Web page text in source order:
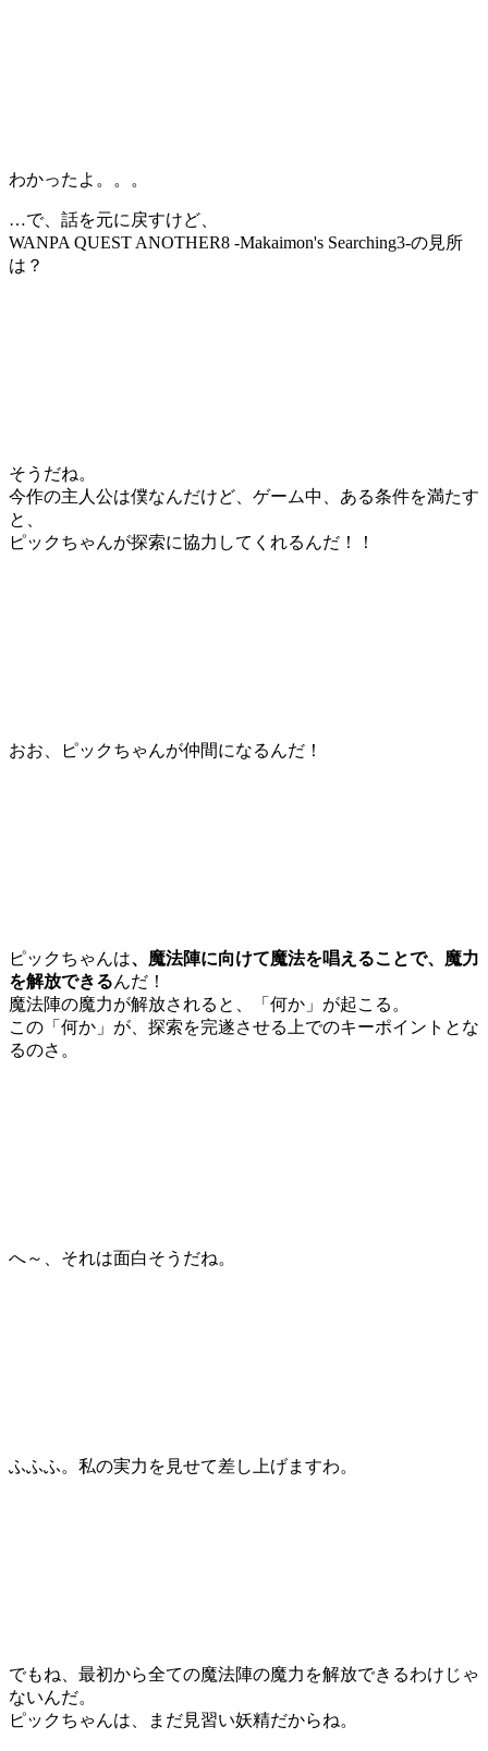
わかったよ。。。
…で、話を元に戻すけど、
WANPA QUEST ANOTHER8 -Makaimon's Searching3-の見所
は？
そうだね。
今作の主人公は僕なんだけど、ゲーム中、ある条件を満たす
と、
ピックちゃんが探索に協力してくれるんだ！！
おお、ピックちゃんが仲間になるんだ！
ピックちゃんは、魔法陣に向けて魔法を唱えることで、魔力
を解放できるんだ！
魔法陣の魔力が解放されると、「何か」が起こる。
この「何か」が、探索を完遂させる上でのキーポイントとな
るのさ。
へ～、それは面白そうだね。
ふふふ。私の実力を見せて差し上げますわ。
でもね、最初から全ての魔法陣の魔力を解放できるわけじゃ
ないんだ。
ピックちゃんは、まだ見習い妖精だからね。